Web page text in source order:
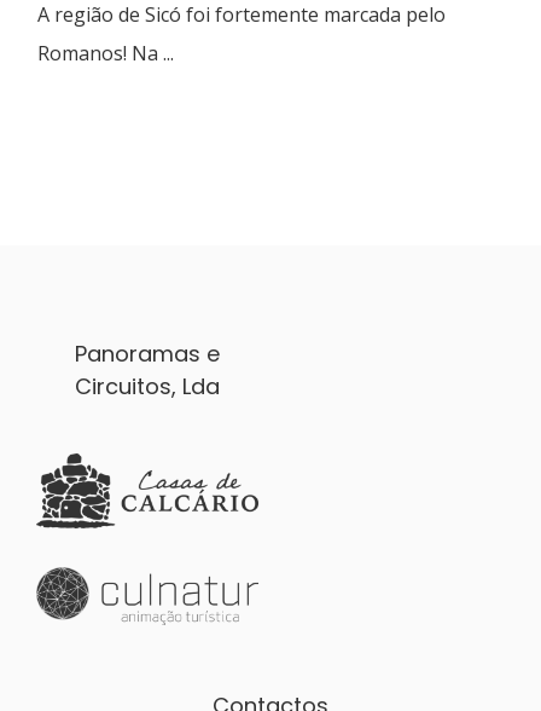
A região de Sicó foi fortemente marcada pelo
Romanos! Na ...
Panoramas e
Circuitos, Lda